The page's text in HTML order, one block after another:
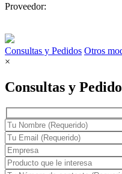
Proveedor:
Consultas y Pedidos Otros
×
Consultas y